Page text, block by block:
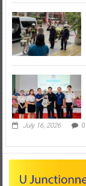
July 16, 2026 0